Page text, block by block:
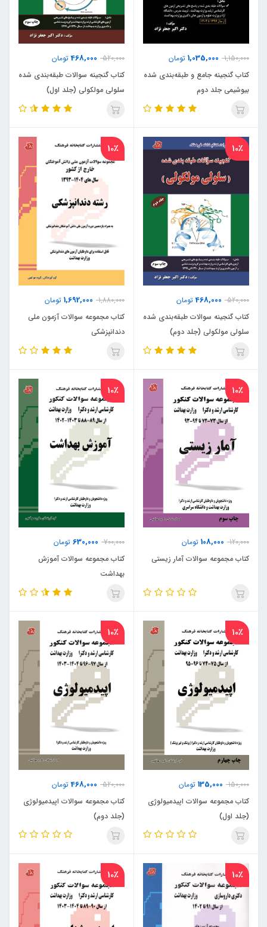
1,150,000
1,035,000 تومان
کتاب گنجینه جامع و طبقه‌بندی شده
بیوشیمی جلد دوم
520,000
468,000تومان
کتاب گنجینه سوالات طبقه‌بندی شده
سلولی مولکولی (جلد اول)
10٪
520,000
468,000تومان
کتاب گنجینه سوالات طبقه‌بندی شده
سلولی مولکولی (جلد دوم)
10٪
1,880,000
1,692,000 تومان
کتاب مجموعه سوالات آزمون ملی
دندانپزشکی
10٪
120,000
108,000 تومان
کتاب مجموعه سوالات آمار زیستی
10٪
700,000
630,000 تومان
کتاب مجموعه سوالات آموزش
بهداشت
10٪
150,000
135,000 تومان
کتاب مجموعه سوالات اپیدمیولوژی
(جلد اول)
10٪
520,000
468,000تومان
کتاب مجموعه سوالات اپیدمیولوژی
(جلد دوم)
10٪ 10٪